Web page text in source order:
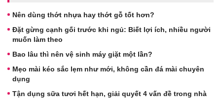
Nên dùng thớt nhựa hay thớt gỗ tốt hơn?
Đặt gừng cạnh gối trước khi ngủ: Biết lợi ích, nhiều người
muốn làm theo
Bao lâu thì nên vệ sinh máy giặt một lần?
Mẹo mài kéo sắc lẹm như mới, không cần đá mài chuyên
dụng
Tận dụng sữa tươi hết hạn, giải quyết 4 vấn đề trong nhà